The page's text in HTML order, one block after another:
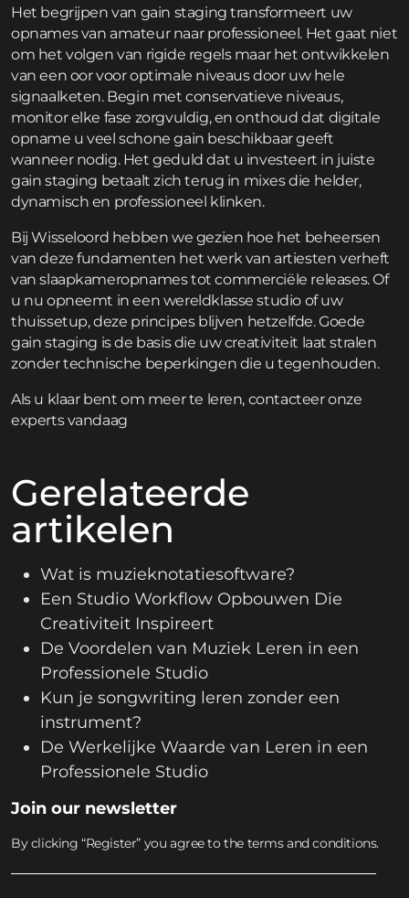
Het begrijpen van gain staging transformeert uw
opnames van amateur naar professioneel. Het gaat niet
om het volgen van rigide regels maar het ontwikkelen
van een oor voor optimale niveaus door uw hele
signaalketen. Begin met conservatieve niveaus,
monitor elke fase zorgvuldig, en onthoud dat digitale
opname u veel schone gain beschikbaar geeft
wanneer nodig. Het geduld dat u investeert in juiste
gain staging betaalt zich terug in mixes die helder,
dynamisch en professioneel klinken.
Bij Wisseloord hebben we gezien hoe het beheersen
van deze fundamenten het werk van artiesten verheft
van slaapkameropnames tot commerciële releases. Of
u nu opneemt in een wereldklasse studio of uw
thuissetup, deze principes blijven hetzelfde. Goede
gain staging is de basis die uw creativiteit laat stralen
zonder technische beperkingen die u tegenhouden.
Als u klaar bent om meer te leren, contacteeronze
experts vandaag
Gerelateerde
artikelen
Wat is muzieknotatiesoftware?
Een Studio Workflow Opbouwen Die
Creativiteit Inspireert
De Voordelen van Muziek Leren in een
Professionele Studio
Kun je songwriting leren zonder een
instrument?
De Werkelijke Waarde van Leren in een
Professionele Studio
Join our newsletter
By clicking “Register” you agree to the terms and conditions.